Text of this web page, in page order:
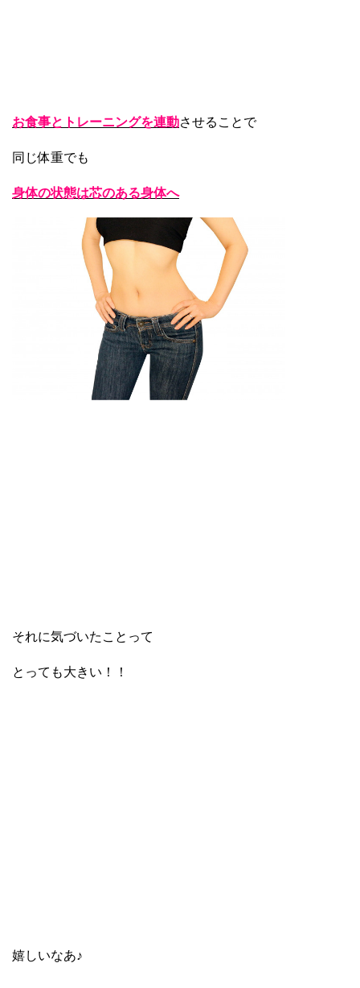
お食事とトレーニングを連動させることで
同じ体重でも
身体の状態は芯のある身体へ
それに気づいたことって
とっても大きい！！
嬉しいなあ♪